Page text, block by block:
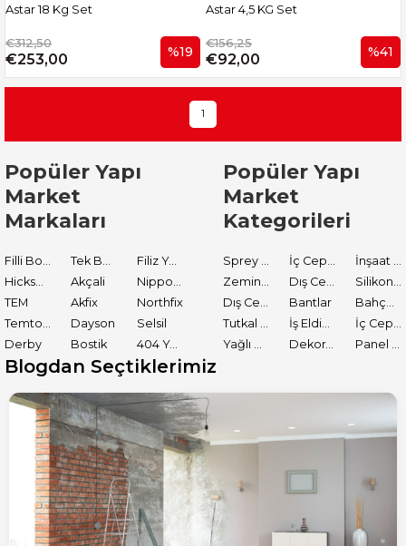
Astar 18 Kg Set
€312,50
€253,00 %19
Astar 4,5 KG Set
€156,25
€92,00 %41
1
Popüler Yapı
Market
Markaları
Filli Boya Tek Boya
Filiz Yapı Market
Hickson Decor
Akçali
Nippon Paint
TEM
Akfix
Northfix
Temtools
Dayson
Selsil
Derby
Bostik 404 Yapıştırıcı
Popüler Yapı
Market
Kategorileri
Sprey Boyalar İç Cephe Astarları
İnşaat Tamir Malzemeleri
Zemin Boyası
Dış Cephe Boyaları
Silikon ve Mastikler
Dış Cephe Astarları
Bantlar
Bahçe El Aletleri
Tutkal ve Yapıştırıcılar
İş Eldiveni
İç Cephe Boyaları
Yağlı Boyalar
Dekoratif Boyalar Panel Kapı Boyası
Blogdan Seçtiklerimiz